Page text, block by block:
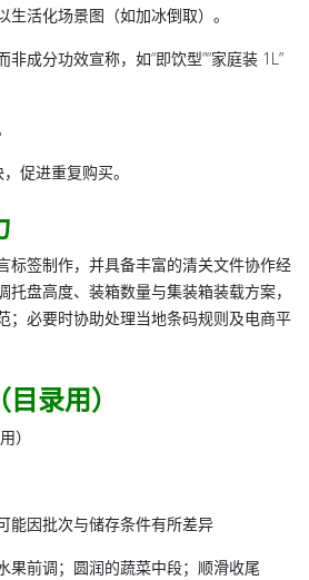
活化场景图（如加冰倒取）。
成分功效宣称，如“即饮型”“家庭装 1L”
促进重复购买。
标签制作，并具备丰富的清关文件协作经
盘高度、装箱数量与集装箱装载方案，
；必要时协助处理当地条码规则及电商平
录用）
）
能因批次与储存条件有所差异
果前调；圆润的蔬菜中段；顺滑收尾